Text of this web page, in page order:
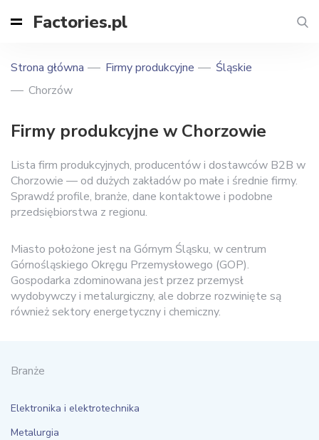
Factories.pl
Strona główna Firmy produkcyjne
Śląskie
Chorzów
Firmy produkcyjne w Chorzowie
Lista firm produkcyjnych, producentów i dostawców B2B w
Chorzowie — od dużych zakładów po małe i średnie firmy.
Sprawdź profile, branże, dane kontaktowe i podobne
przedsiębiorstwa z regionu.
Miasto położone jest na Górnym Śląsku, w centrum
Górnośląskiego Okręgu Przemysłowego (GOP).
Gospodarka zdominowana jest przez przemysł
wydobywczy i metalurgiczny, ale dobrze rozwinięte są
również sektory energetyczny i chemiczny.
Branże
Elektronika i elektrotechnika
Metalurgia